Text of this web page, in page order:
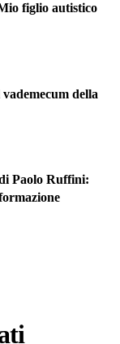
figlio autistico
della
Paolo Ruffini: